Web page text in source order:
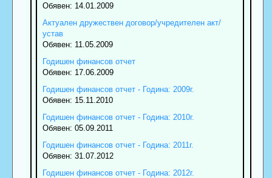
Обявен: 14.01.2009
Актуален дружествен договор/учредителен акт/
устав
Обявен: 11.05.2009
Годишен финансов отчет
Обявен: 17.06.2009
Годишен финансов отчет - Година: 2009г.
Обявен: 15.11.2010
Годишен финансов отчет - Година: 2010г.
Обявен: 05.09.2011
Годишен финансов отчет - Година: 2011г.
Обявен: 31.07.2012
Годишен финансов отчет - Година: 2012г.